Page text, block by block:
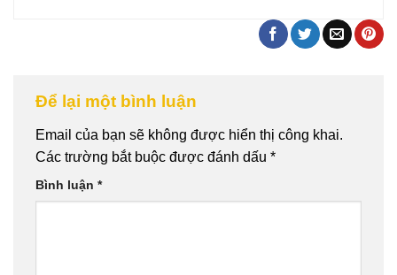
Để lại một bình luận
Email của bạn sẽ không được hiển thị công khai.
Các trường bắt buộc được đánh dấu *
Bình luận *